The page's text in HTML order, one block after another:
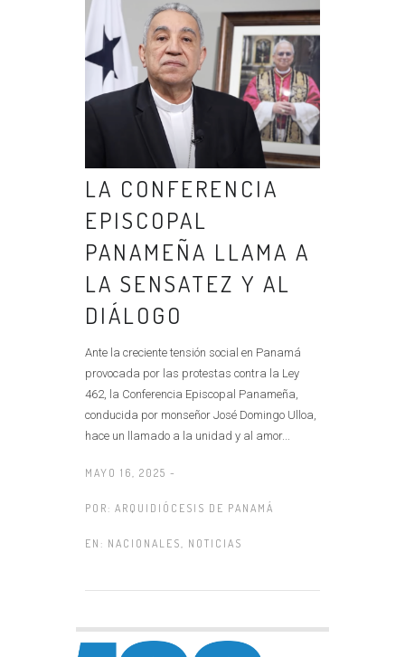
LA CONFERENCIA
EPISCOPAL
PANAMEÑA LLAMA A
LA SENSATEZ Y AL
DIÁLOGO
Ante la creciente tensión social en Panamá
provocada por las protestas contra la Ley
462, la Conferencia Episcopal Panameña,
conducida por monseñor José Domingo Ulloa,
hace un llamado a la unidad y al amor...
MAYO 16, 2025 -
POR: ARQUIDIÓCESIS DE PANAMÁ
EN: NACIONALES NOTICIAS